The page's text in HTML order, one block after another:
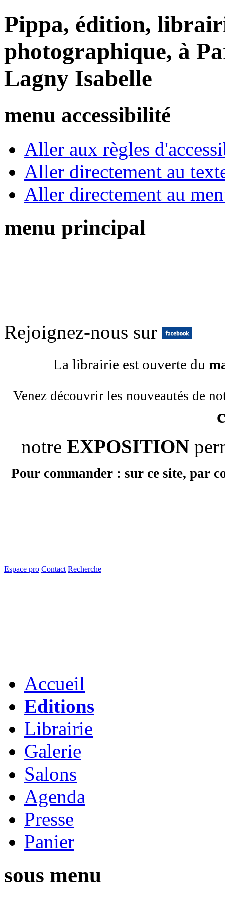
Pippa, édition,
photographique, à
Lagny Isabelle
menu accessibilité
Aller aux règles
Aller directement au
Aller directement au
menu principal
Rejoignez-nous sur
La librairie est ouverte du
Venez découvrir les nouveautés de
notre EXPOSITION
Pour commander : sur ce site, par
Espace pro Contact Recherche
Accueil
Editions
Librairie
Galerie
Salons
Agenda
Presse
Panier
sous menu